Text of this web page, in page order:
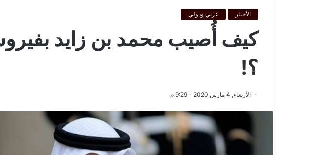
الأخبار عربي ودولي
كيف أُصيب محمد بن زايد
؟!
الأربعاء, 4 مارس 2020 - 9:29 م